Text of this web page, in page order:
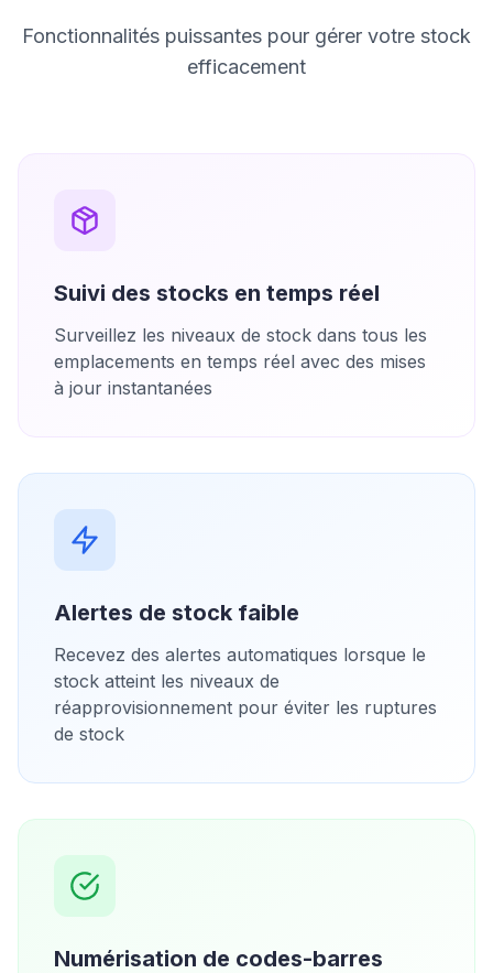
Fonctionnalités puissantes pour gérer votre stock
efficacement
Suivi des stocks en temps réel
Surveillez les niveaux de stock dans tous les
emplacements en temps réel avec des mises
à jour instantanées
Alertes de stock faible
Recevez des alertes automatiques lorsque le
stock atteint les niveaux de
réapprovisionnement pour éviter les ruptures
de stock
Numérisation de codes-barres